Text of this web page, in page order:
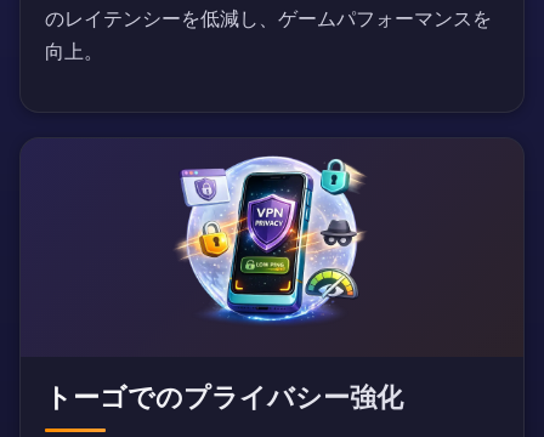
のレイテンシーを低減し、ゲームパフォーマンスを
向上。
トーゴでのプライバシー強化